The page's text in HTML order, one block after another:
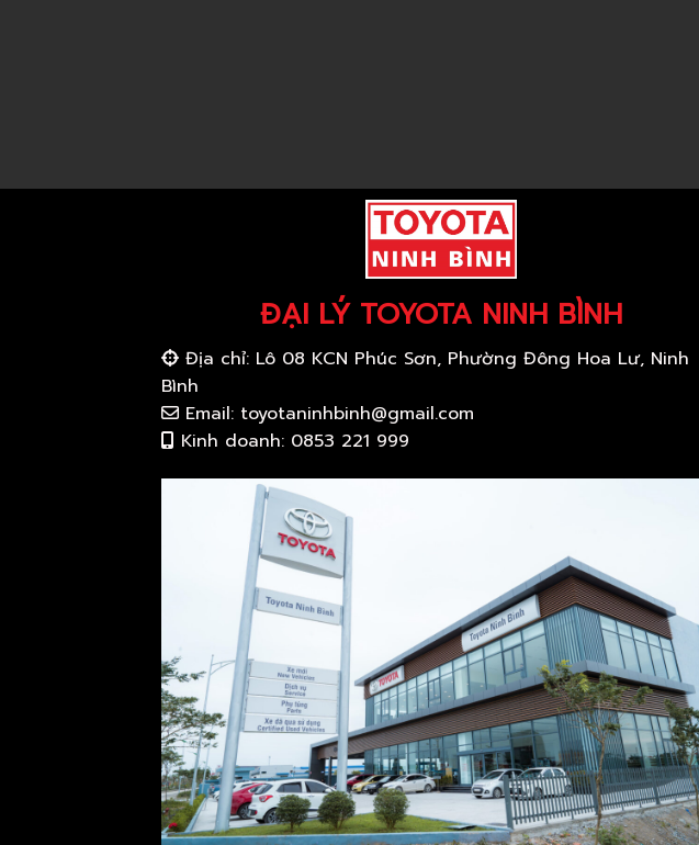
ĐẠI LÝ TOYOTA NINH BÌNH
Địa chỉ: Lô 08 KCN Phúc Sơn, Phường Đông Hoa Lư, Ninh
Bình
Email: toyotaninhbinh@gmail.com
Kinh doanh: 0853 221 999